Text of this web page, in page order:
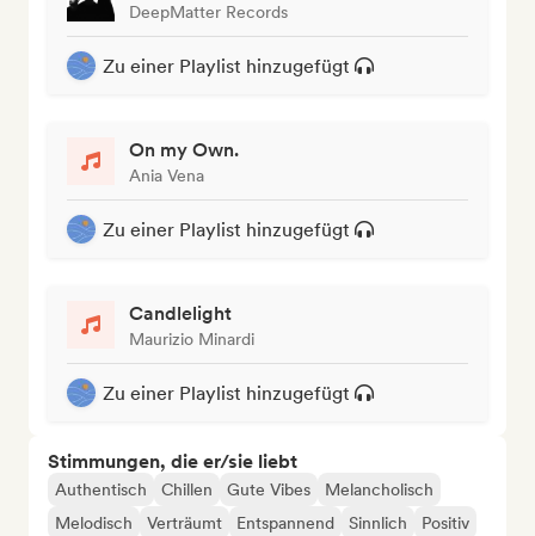
DeepMatter Records
Zu einer Playlist hinzugefügt
On my Own.
Ania Vena
Zu einer Playlist hinzugefügt
Candlelight
Maurizio Minardi
Zu einer Playlist hinzugefügt
Stimmungen, die er/sie liebt
Authentisch Chillen Gute Vibes
Melancholisch
Melodisch
Verträumt Entspannend Sinnlich Positiv